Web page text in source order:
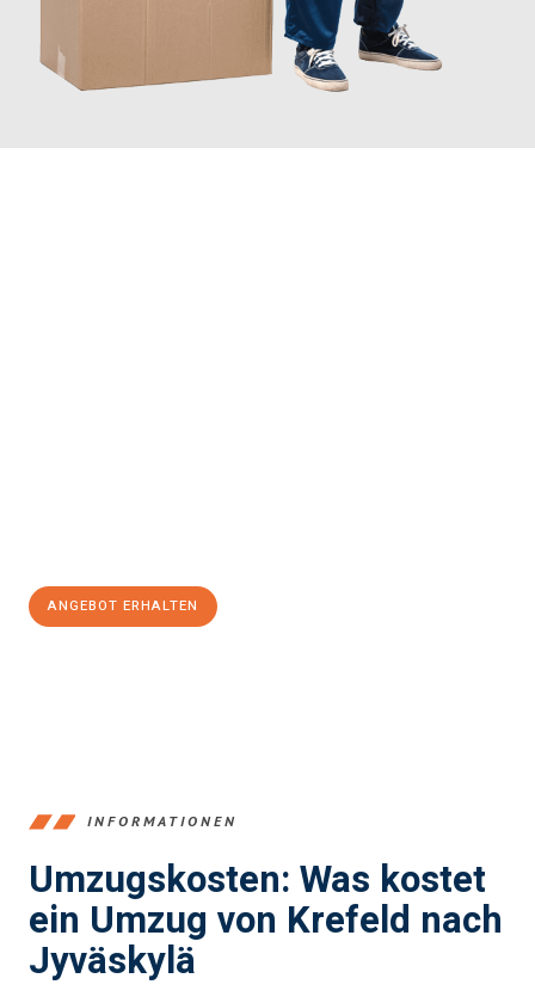
ANGEBOT ERHALTEN
INFORMATIONEN
Umzugskosten: Was kostet
ein Umzug von Krefeld nach
Jyväskylä